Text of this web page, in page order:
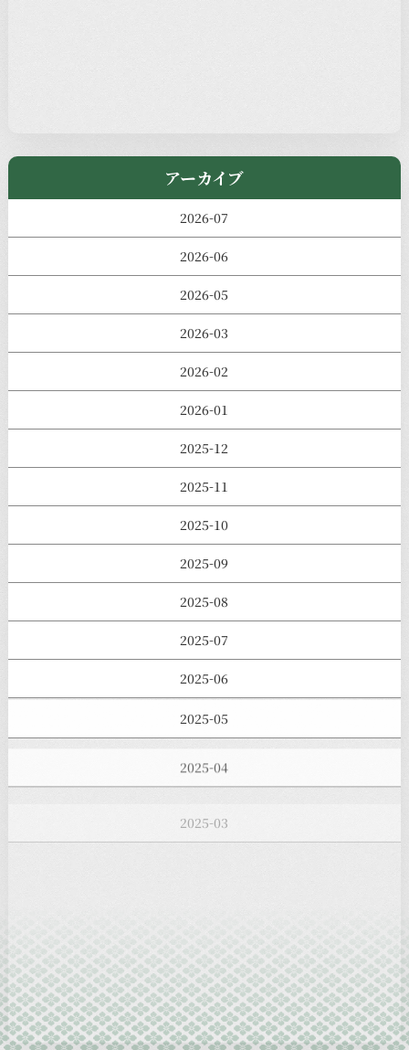
きのえねまるしぇ
アーカイブ
2026-07
2026-06
2026-05
2026-03
2026-02
2026-01
2025-12
2025-11
2025-10
2025-09
2025-08
2025-07
2025-06
2025-05
2025-03
2025-02
2024-10
2024-09